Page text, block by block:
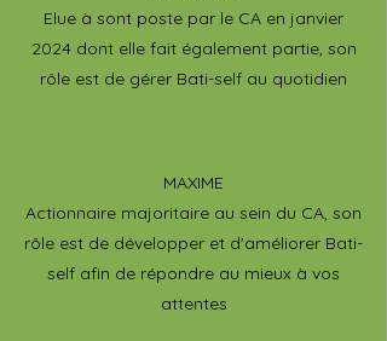
Elue à sont poste par le CA en janvier
2024 dont elle fait également partie, son
rôle est de gérer Bati-self au quotidien
MAXIME
Actionnaire majoritaire au sein du CA, son
rôle est de développer et d'améliorer Bati-
self afin de répondre au mieux à vos
attentes